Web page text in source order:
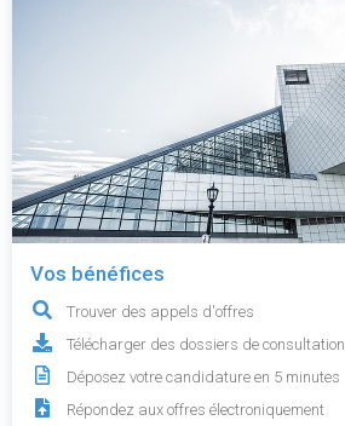
Vos bénéfices
Trouver des appels d'offres
Télécharger des dossiers de consultation
Déposez votre candidature en 5 minutes
Répondez aux offres électroniquement